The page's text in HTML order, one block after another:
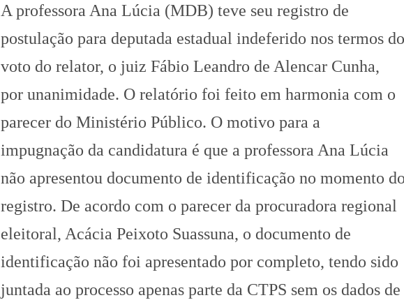
A professora Ana Lúcia (MDB) teve seu registro de
postulação para deputada estadual indeferido nos termos
voto do relator, o juiz Fábio Leandro de Alencar Cunha,
por unanimidade. O relatório foi feito em harmonia com o
parecer do Ministério Público. O motivo para a
impugnação da candidatura é que a professora Ana Lúcia
não apresentou documento de identificação no momento
registro. De acordo com o parecer da procuradora regional
eleitoral, Acácia Peixoto Suassuna, o documento de
identificação não foi apresentado por completo, tendo sido
juntada ao processo apenas parte da CTPS sem os dados de